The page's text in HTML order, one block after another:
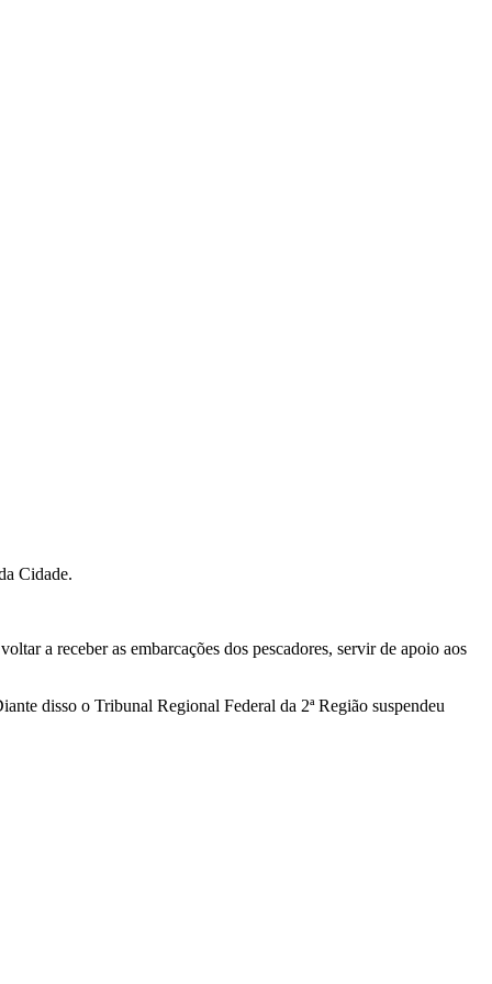
Cidade.
a receber as embarcações dos pescadores, servir de apoio aos
disso o Tribunal Regional Federal da 2ª Região suspendeu